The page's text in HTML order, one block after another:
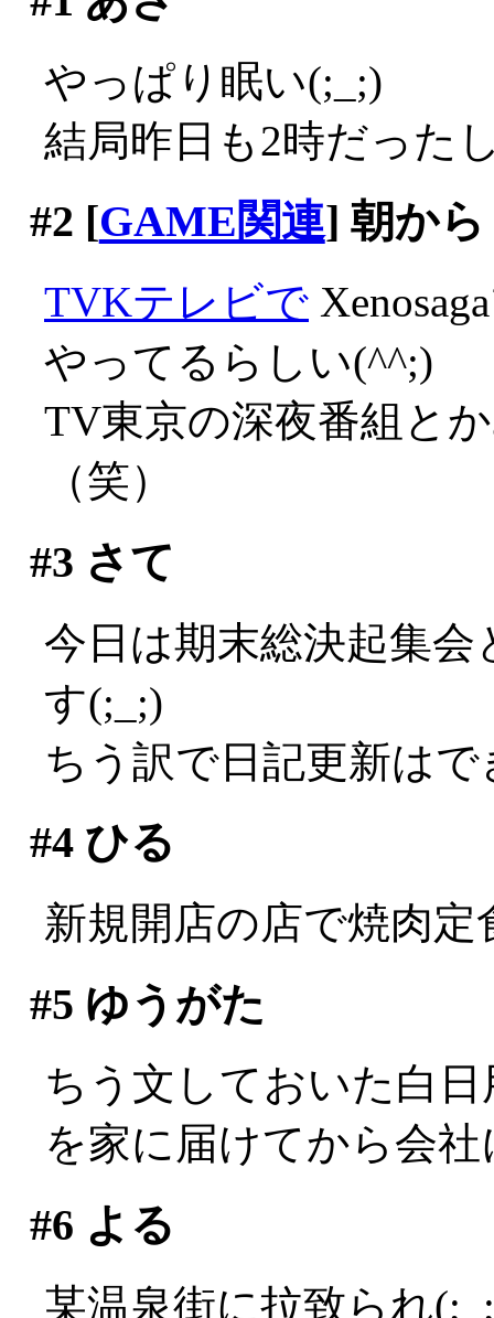
やっぱり眠い(;_;)
結局昨日も2時だった
#2 [GAME関連] 朝から
TVKテレビで
やってるらしい(^^;)
TV東京の深夜番組と
（笑）
#3 さて
今日は期末総決起集
す(;_;)
ちう訳で日記更新は
#4ひる
新規開店の店で焼肉定
#5 ゆうがた
ちう文しておいた白
を家に届けてから会
#6 よる
某温泉街に拉致られ